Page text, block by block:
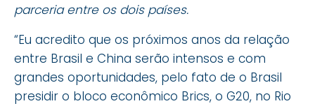
parceria entre os dois países.
“Eu acredito que os próximos anos da relação
entre Brasil e China serão intensos e com
grandes oportunidades, pelo fato de o Brasil
presidir o bloco econômico Brics, o G20, no Rio